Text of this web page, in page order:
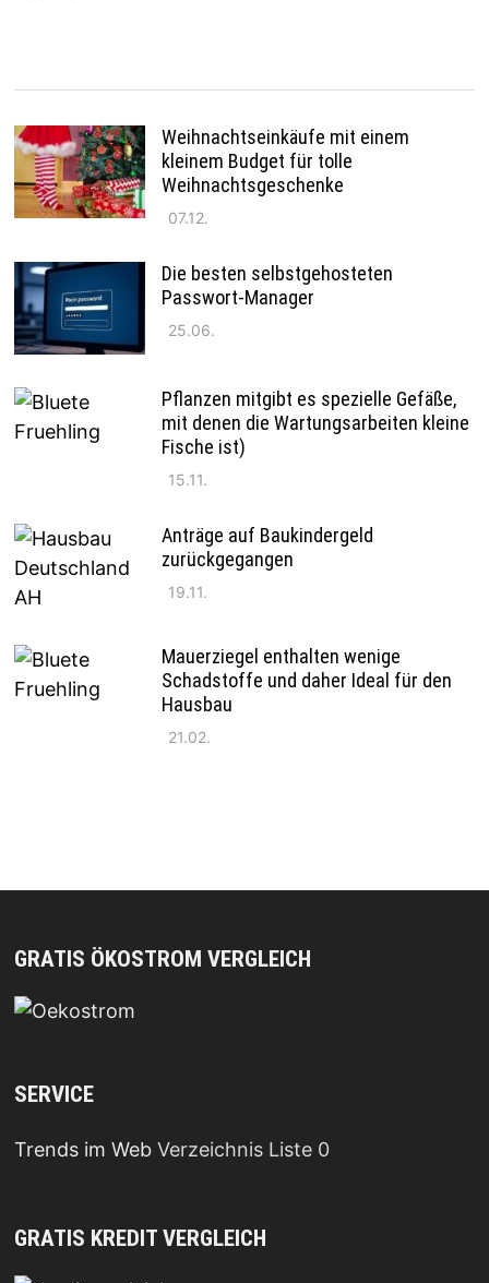
Weihnachtseinkäufe mit einem
kleinem Budget für tolle
Weihnachtsgeschenke
07.12.
Die besten selbstgehosteten
Passwort-Manager
25.06.
Pflanzen mitgibt es spezielle Gefäße,
mit denen die Wartungsarbeiten kleine
Fische ist)
15.11.
Anträge auf Baukindergeld
zurückgegangen
19.11.
Mauerziegel enthalten wenige
Schadstoffe und daher Ideal für den
Hausbau
21.02.
GRATIS ÖKOSTROM VERGLEICH
SERVICE
Trends im WebVerzeichnis Liste 0
GRATIS KREDIT VERGLEICH